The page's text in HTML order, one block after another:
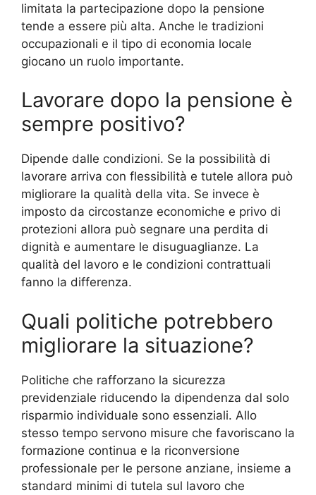
limitata la partecipazione dopo la pensione
tende a essere più alta. Anche le tradizioni
occupazionali e il tipo di economia locale
giocano un ruolo importante.
Lavorare dopo la pensione è
sempre positivo?
Dipende dalle condizioni. Se la possibilità di
lavorare arriva con flessibilità e tutele allora può
migliorare la qualità della vita. Se invece è
imposto da circostanze economiche e privo di
protezioni allora può segnare una perdita di
dignità e aumentare le disuguaglianze. La
qualità del lavoro e le condizioni contrattuali
fanno la differenza.
Quali politiche potrebbero
migliorare la situazione?
Politiche che rafforzano la sicurezza
previdenziale riducendo la dipendenza dal solo
risparmio individuale sono essenziali. Allo
stesso tempo servono misure che favoriscano la
formazione continua e la riconversione
professionale per le persone anziane, insieme a
standard minimi di tutela sul lavoro che